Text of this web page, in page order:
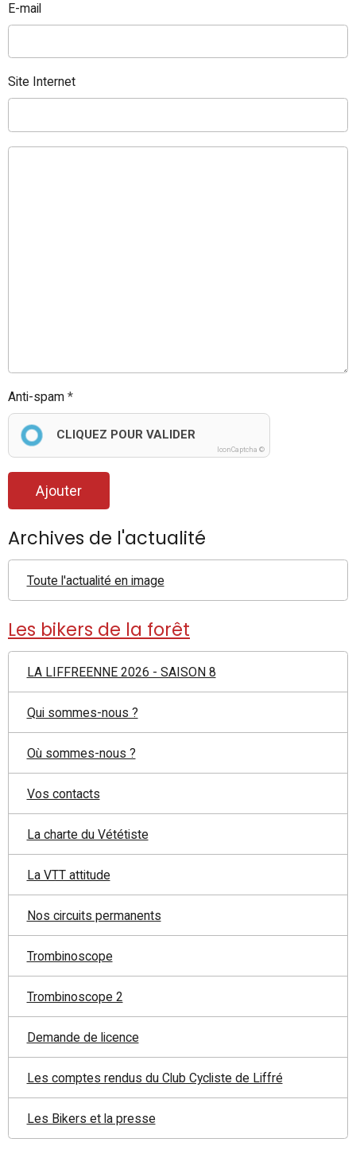
E-mail
Site Internet
Anti-spam
CLIQUEZ POUR VALIDER
IconCaptcha ©
Ajouter
Archives de l'actualité
Toute l'actualité en image
Les bikers de la forêt
LA LIFFREENNE 2026 - SAISON 8
Qui sommes-nous ?
Où sommes-nous ?
Vos contacts
La charte du Vététiste
La VTT attitude
Nos circuits permanents
Trombinoscope
Trombinoscope 2
Demande de licence
Les comptes rendus du Club Cycliste de Liffré
Les Bikers et la presse